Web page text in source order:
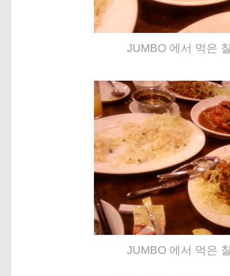
JUMBO 에서 먹은
JUMBO 에서 먹은